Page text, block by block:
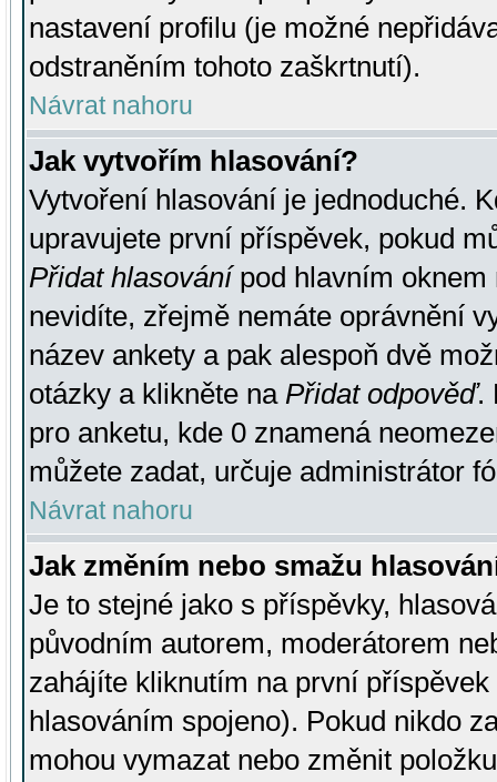
nastavení profilu (je možné
odstraněním tohoto zaškrtnutí).
Návrat nahoru
Jak vytvořím hlasování?
Vytvoření hlasování je jednoduché.
upravujete první příspěvek, pokud
Přidat hlasovánípod hlavním oknem
nevidíte, zřejmě nemáte oprávnění
název ankety a pak alespoň dvě
otázky a klikněte na Přidat odpověď.
pro anketu, kde 0 znamená
můžete zadat, určuje administrátor
Návrat nahoru
Jak změním nebo smažu
Je to stejné jako s příspěvky,
původním autorem, moderátorem
zahájíte kliknutím na první
hlasováním spojeno). Pokud nikdo
mohou vymazat nebo změnit